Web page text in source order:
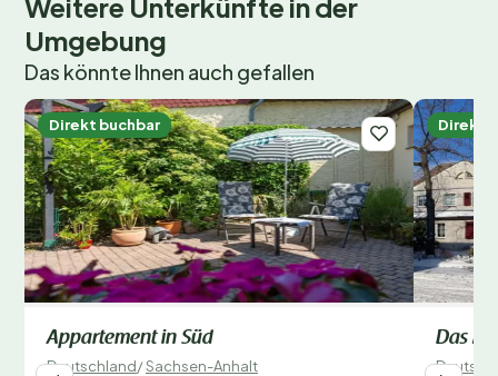
Außen
Grundstücksfläche: 1500m².
Umgebung
Das könnte Ihnen auch gefallen
Direkt buchbar
Appartement in Süd
Deutschland/Sachsen-Anhalt
Direkt
Das